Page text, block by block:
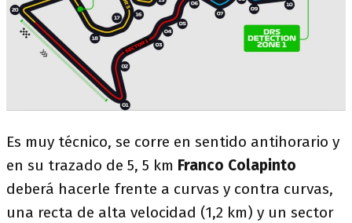
Es muy técnico, se corre en sentido antihorario y
en su trazado de 5, 5 km Franco Colapinto
deberá hacerle frente a curvas y contra curvas,
una recta de alta velocidad (1,2 km) y un sector